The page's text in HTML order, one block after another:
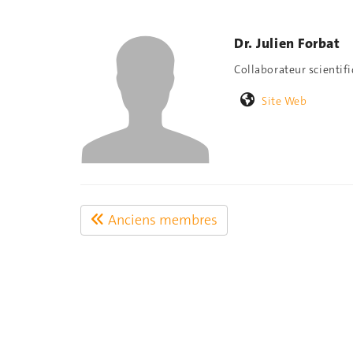
Dr. Julien Forbat
Collaborateur
Site Web
Anciens membres